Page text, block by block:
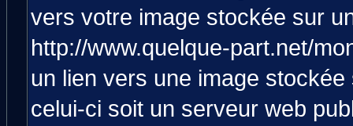
vers votre image stockée sur
http://www.quelque-part.net/
un lien vers une image
celui-ci soit un serveur web